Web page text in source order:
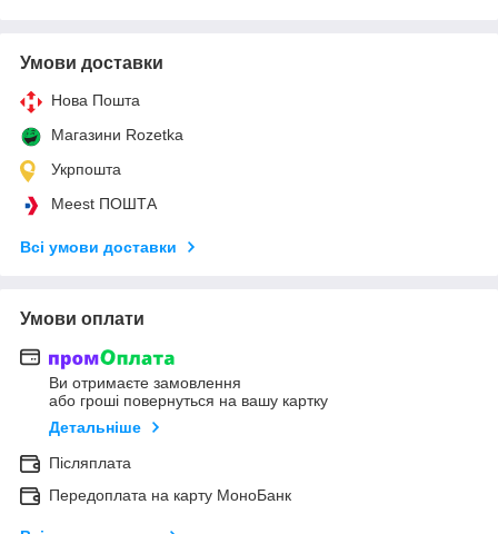
Умови доставки
Нова Пошта
Магазини Rozetka
Укрпошта
Meest ПОШТА
Всі умови доставки
Умови оплати
Ви отримаєте замовлення
або гроші повернуться на вашу картку
Детальніше
Післяплата
Передоплата на карту МоноБанк